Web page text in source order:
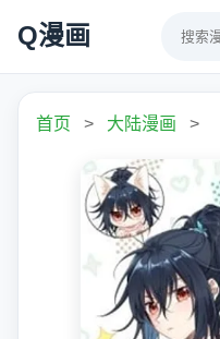
Q漫画
首页 > 大陆漫画 >